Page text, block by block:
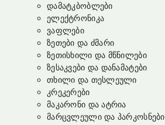
დამატკბობლები
ელექტრონიკა
ვაფლები
ზეთები და ძმარი
ზეთისხილი და მწნილები
ზესაკვები და დანამატები
თხილი და თესლეული
კრეკერები
მაკარონი და ატრია
მარცვლეული და პარკოსნები